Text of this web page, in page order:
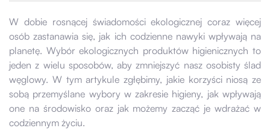
W dobie rosnącej świadomości ekologicznej coraz więcej
osób zastanawia się, jak ich codzienne nawyki wpływają na
planetę. Wybór ekologicznych produktów higienicznych to
jeden z wielu sposobów, aby zmniejszyć nasz osobisty ślad
węglowy. W tym artykule zgłębimy, jakie korzyści niosą ze
sobą przemyślane wybory w zakresie higieny, jak wpływają
one na środowisko oraz jak możemy zacząć je wdrażać w
codziennym życiu.